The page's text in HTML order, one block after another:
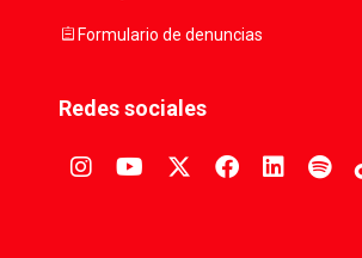
assignmentFormulario de denuncias
Redes sociales